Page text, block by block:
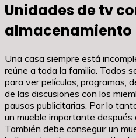
Unidades de tv
almacenamiento
Una casa siempre está
reúne a toda la familia. Todos
para ver películas, programas,
de las discusiones con los
pausas publicitarias. Por lo
un mueble importante después
También debe conseguir un